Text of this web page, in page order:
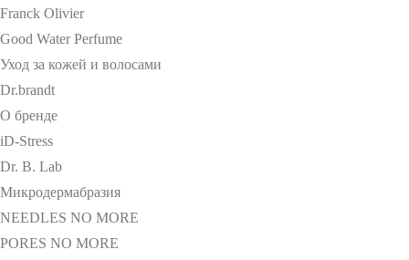
Franck Olivier
Good Water Perfume
Уход за кожей и волосами
Dr.brandt
О бренде
iD-Stress
Dr. B. Lab
Микродермабразия
NEEDLES NO MORE
PORES NO MORE